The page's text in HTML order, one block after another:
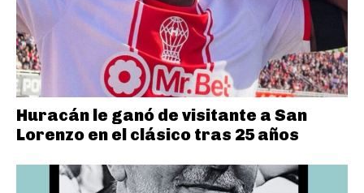
Huracán le ganó de visitante a San
Lorenzo en el clásico tras 25 años